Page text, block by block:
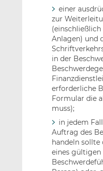
einer
zur
Anlagen) und
in der
erforderliche
Formular die
muss);
in jedem
Auftrag des
handeln sollte
eines gültigen